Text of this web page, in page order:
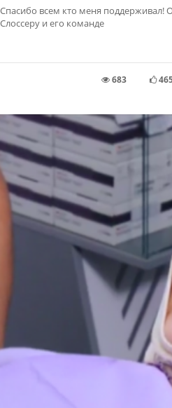
Спасибо всем кто меня поддерживал!
Слоссеру и его команде
683